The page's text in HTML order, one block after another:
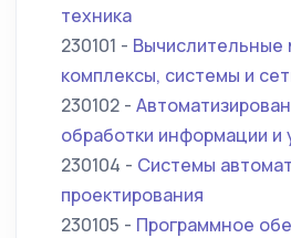
техника
230101 - Вычислительные
комплексы, системы и
230102 -
обработки информации и
230104 - Системы
проектирования
230105 - Программное